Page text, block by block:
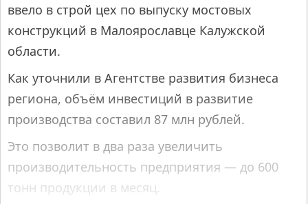
ввело в строй цех по выпуску мостовых
конструкций в Малоярославце Калужской
области.
Как уточнили в Агентстве развития бизнеса
региона, объём инвестиций в развитие
производства составил 87 млн рублей.
Это позволит в два раза увеличить
производительность предприятия — до 600
тонн продукции в месяц.